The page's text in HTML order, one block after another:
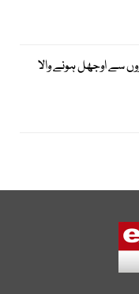
سے اوجھل ہونے والا